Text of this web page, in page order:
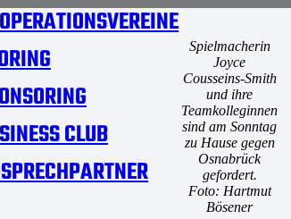
CLUB
Spielmacherin
Joyce
Cousseins-Smith
und ihre
Teamkolleginnen
sind am Sonntag
zu Hause gegen
Osnabrück
gefordert.
Foto: Hartmut
Bösener